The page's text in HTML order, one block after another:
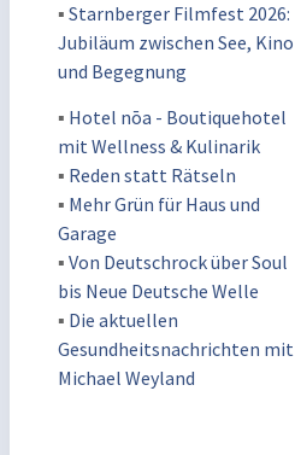
▪ Starnberger Filmfest 2026:
Jubiläum zwischen See, Kino
und Begegnung
▪ Hotel nōa - Boutiquehotel
mit Wellness & Kulinarik
▪ Reden statt Rätseln
▪ Mehr Grün für Haus und
Garage
▪ Von Deutschrock über Soul
bis Neue Deutsche Welle
▪ Die aktuellen
Gesundheitsnachrichten mit
Michael Weyland